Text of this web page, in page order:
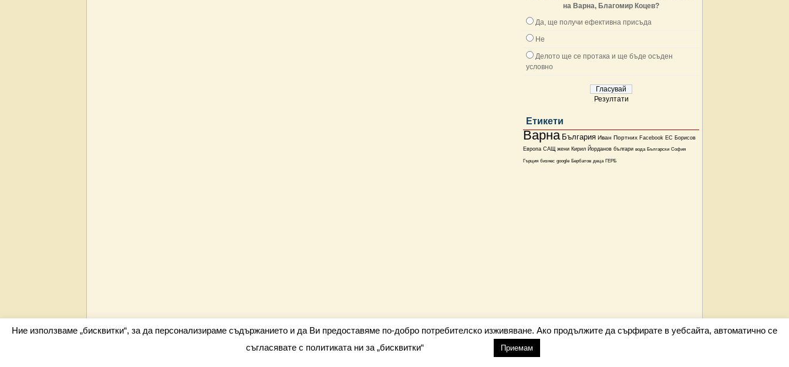
на Варна, Благомир Коцев?
Да, ще получи ефективна присъда
Не
Делото ще се протака и ще бъде осъден
условно
Резултати
Етикети
Варна България Иван Портних Facebook ЕС Борисов
Европа САЩ жени Кирил Йорданов българи вода Български София
Гърция бизнес google Бербатов деца ГЕРБ
Всички права запазени barometar.net © 2026 info@barometar.net
Ние използваме „бисквитки“, за да персонализираме съдържанието и да Ви предоставяме по-добро потребителско изживяване. Ако продължите да сърфирате в уебсайта, автоматично се
съгласявате с политиката ни за „бисквитки“
Приемам